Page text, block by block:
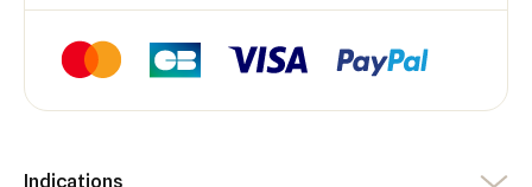
Indications
Créer une liste d'envies ×
Connexion ×